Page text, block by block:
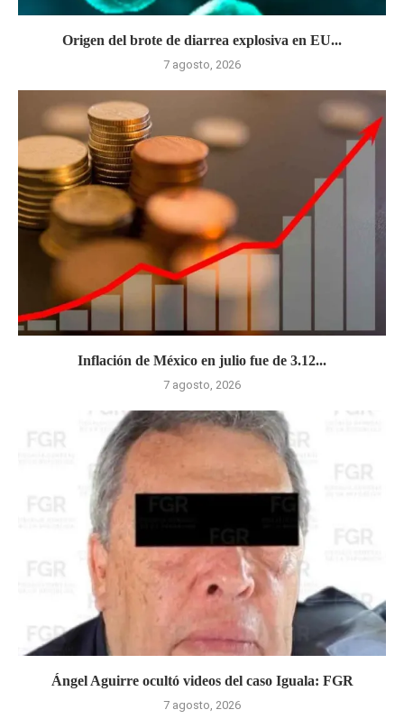
Origen del brote de diarrea explosiva en EU...
7 agosto, 2026
Inflación de México en julio fue de 3.12...
7 agosto, 2026
Ángel Aguirre ocultó videos del caso Iguala: FGR
7 agosto, 2026